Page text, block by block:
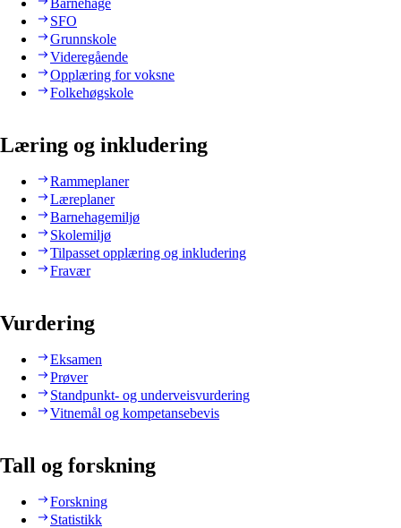
Barnehage
SFO
Grunnskole
Videregående
Opplæring for voksne
Folkehøgskole
Læring og inkludering
Rammeplaner
Læreplaner
Barnehagemiljø
Skolemiljø
Tilpasset opplæring og inkludering
Fravær
Vurdering
Eksamen
Prøver
Standpunkt- og underveisvurdering
Vitnemål og kompetansebevis
Tall og forskning
Forskning
Statistikk